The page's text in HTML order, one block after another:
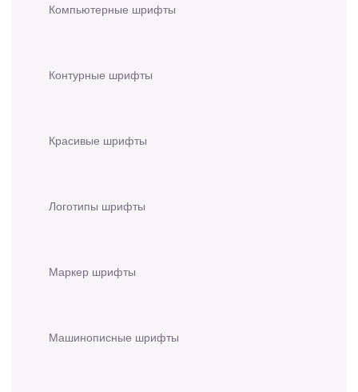
Компьютерные шрифты
Контурные шрифты
Красивые шрифты
Логотипы шрифты
Маркер шрифты
Машинописные шрифты